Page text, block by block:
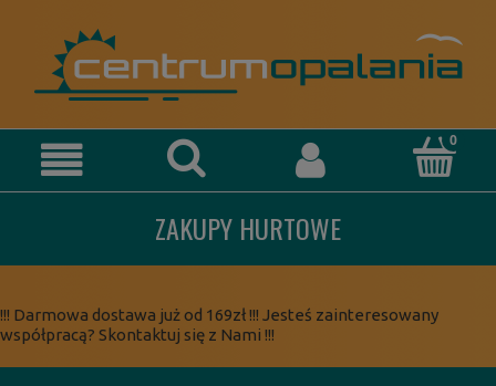
ZAKUPY HURTOWE
!!! Darmowa dostawa już od 169zł !!! Jesteś zainteresowany
współpracą? Skontaktuj się z Nami !!!